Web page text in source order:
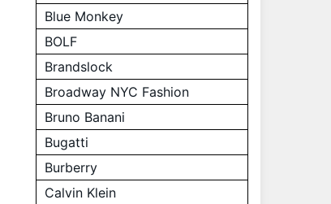
Blue Monkey
BOLF
Brandslock
Broadway NYC Fashion
Bruno Banani
Bugatti
Burberry
Calvin Klein